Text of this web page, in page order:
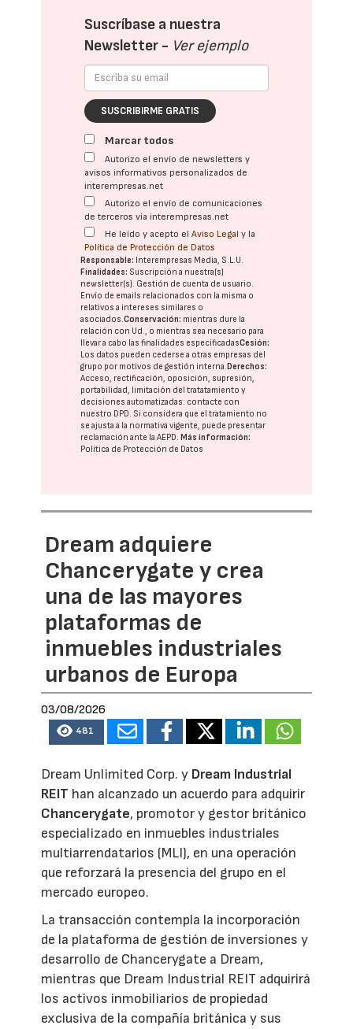
Suscríbase a nuestra
Newsletter - Ver ejemplo
SUSCRIBIRME GRATIS
Marcar todos
Autorizo el envío de newsletters y
avisos informativos personalizados de
interempresas.net
Autorizo el envío de comunicaciones
de terceros vía interempresas.net
He leído y acepto elAviso Legal y la
Política de Protección de Datos
Responsable: Interempresas Media, S.L.U.
Finalidades: Suscripción a nuestra(s)
newsletter(s). Gestión de cuenta de usuario.
Envío de emails relacionados con la misma o
relativos a intereses similares o
asociados.Conservación: mientras dure la
relación con Ud., o mientras sea necesario para
llevar a cabo las finalidades especificadasCesión:
Los datos pueden cederse a otras empresas del
grupo por motivos de gestión interna.Derechos:
Acceso, rectificación, oposición, supresión,
portabilidad, limitación del tratatamiento y
decisiones automatizadas: contacte con
nuestro DPD. Si considera que el tratamiento no
se ajusta a la normativa vigente, puede presentar
reclamación ante laAEPD.Más información:
Política de Protección de Datos
Dream adquiere
Chancerygate y crea
una de las mayores
plataformas de
inmuebles industriales
urbanos de Europa
03/08/2026
481
Dream Unlimited Corp. y Dream Industrial
REIT han alcanzado un acuerdo para adquirir
Chancerygate, promotor y gestor británico
especializado en inmuebles industriales
multiarrendatarios (MLI), en una operación
que reforzará la presencia del grupo en el
mercado europeo.
La transacción contempla la incorporación
de la plataforma de gestión de inversiones y
desarrollo de Chancerygate a Dream,
mientras que Dream Industrial REIT adquirirá
los activos inmobiliarios de propiedad
exclusiva de la compañía británica y sus